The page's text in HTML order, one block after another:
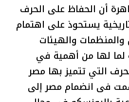
أن الحفاظ على الحرف
يستحوذ على اهتمام
والهيئات
لما لها من أهمية في
التي تتميز بها مصر
فى انضمام مصر إلى